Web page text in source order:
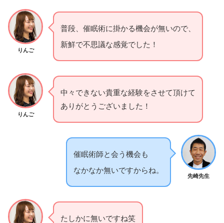
りんご
普段、催眠術に掛かる機会が無いので、
新鮮で不思議な感覚でした！
りんご
中々できない貴重な経験をさせて頂けて
ありがとうございました！
先崎先生
催眠術師と会う機会も
なかなか無いですからね。
たしかに無いですね笑